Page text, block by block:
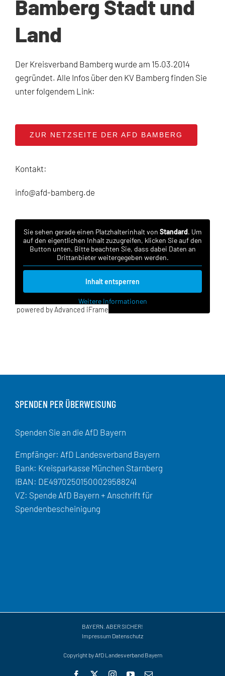
Bamberg Stadt und
Land
Der Kreisverband Bamberg wurde am 15.03.2014
gegründet. Alle Infos über den KV Bamberg finden Sie
unter folgendem Link:
ZUR NETZSEITE DER AFD BAMBERG
Kontakt:
info@afd-bamberg.de
Sie sehen gerade einen Platzhalterinhalt von Standard. Um
auf den eigentlichen Inhalt zuzugreifen, klicken Sie auf den
Button unten. Bitte beachten Sie, dass dabei Daten an
Drittanbieter weitergegeben werden.
Inhalt entsperren
Weitere Informationen
powered by Advanced iFrame
SPENDEN PER ÜBERWEISUNG
Spenden Sie an die AfD Bayern
Empfänger: AfD Landesverband Bayern
Bank: Kreisparkasse München Starnberg
IBAN: DE49702501500029588241
VZ: Spende AfD Bayern + Anschrift für
Spendenbescheinigung
BAYERN. ABER SICHER!
Impressum Datenschutz
Copyright by AfD Landesverband Bayern
Facebook InstagramYouTube
E-